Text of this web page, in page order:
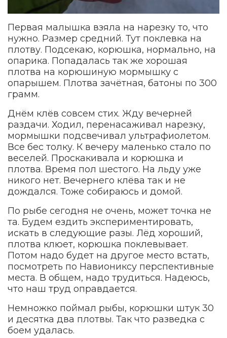
Первая малышка взяла на нарезку то, что
нужно. Размер средний. Тут поклевка на
плотву. Подсекаю, корюшка, нормально, на
опарика. Попадалась так же хорошая
плотва на корюшиную мормышку с
опарышем. Плотва зачётная, батоны по 300
грамм.
Днём клёв совсем стих. Жду вечерней
раздачи. Ходил, перенасаживал нарезку,
мормышки подсвечивал ультрафиолетом.
Все бес толку. К вечеру маленько стало по
веселей. Проскакивала и корюшка и
плотва. Время пол шестого. На льду уже
никого нет. Вечернего клёва так и не
дождался. Тоже собираюсь и домой.
По рыбе сегодня не очень, может точка не
та. Будем ездить экспериментировать,
искать в следующие разы. Лёд хороший,
плотва клюет, корюшка поклевывает.
Потом надо будет на другое место встать,
посмотреть по Навиониксу перспективные
места. В общем, надо трудиться. Надеюсь,
что наш труд оправдается.
Немножко поймал рыбы, корюшки штук 30
и десятка два плотвы. Так что разведка с
боем удалась.